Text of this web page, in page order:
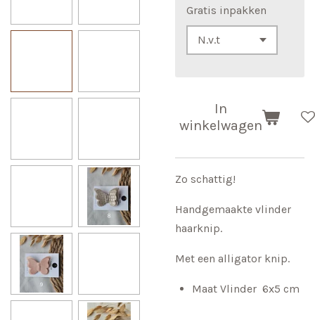
Gratis inpakken
In
winkelwagen
Zo schattig!
Handgemaakte vlinder
haarknip.
Met een alligator knip.
Maat Vlinder 6x5 cm